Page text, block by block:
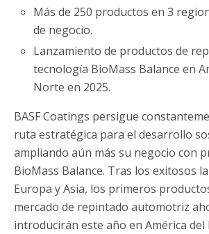
Más de 250 productos en 3
de negocio.
Lanzamiento de productos de
tecnología BioMass Balance en
Norte en 2025.
BASF Coatings persigue
ruta estratégica para el desarrollo
ampliando aún más su negocio con
BioMass Balance. Tras los exitosos
Europa y Asia, los primeros
mercado de repintado automotriz
introducirán este año en América del